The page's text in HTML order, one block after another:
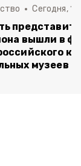
Сегодня,
вышли в
музеев